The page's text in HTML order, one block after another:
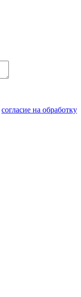
согласие на обработку